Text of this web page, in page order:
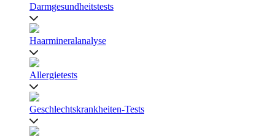
Darmgesundheitstests
Haarmineralanalyse
Allergietests
Geschlechtskrankheiten-Tests